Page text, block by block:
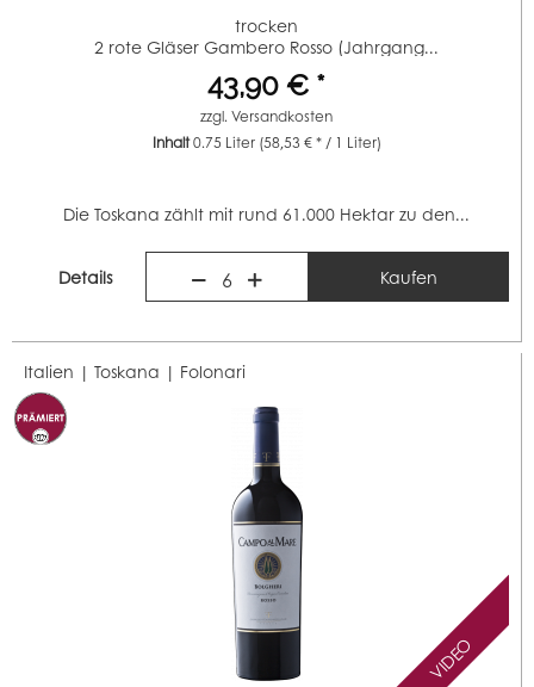
trocken
2 rote Gläser Gambero Rosso (Jahrgang...
43,90 € *
zzgl.Versandkosten
Inhalt0.75 Liter (58,53 € * / 1 Liter)
Die Toskana zählt mit rund 61.000 Hektar zu den...
Details 6 Kaufen
Italien | Toskana | Folonari
VIDEO